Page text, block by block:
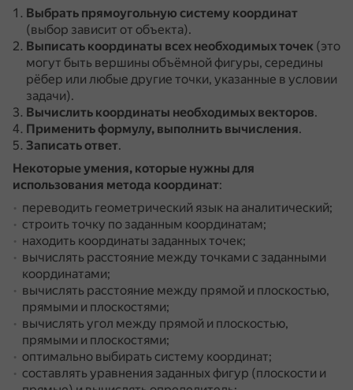
Выбрать прямоугольную систему координат
(выбор зависит от объекта).
Выписать координаты всех необходимых точек (это
могут быть вершины объёмной фигуры, середины
рёбер или любые другие точки, указанные в условии
задачи).
Вычислить координаты необходимых векторов.
Применить формулу, выполнить вычисления.
Записать ответ.
Некоторые умения, которые нужны для
использования метода координат:
переводить геометрический язык на аналитический;
строить точку по заданным координатам;
находить координаты заданных точек;
вычислять расстояние между точками с заданными
координатами;
вычислять расстояние между прямой и плоскостью,
прямыми и плоскостями;
вычислять угол между прямой и плоскостью,
прямыми и плоскостями;
оптимально выбирать систему координат;
составлять уравнения заданных фигур (плоскости и